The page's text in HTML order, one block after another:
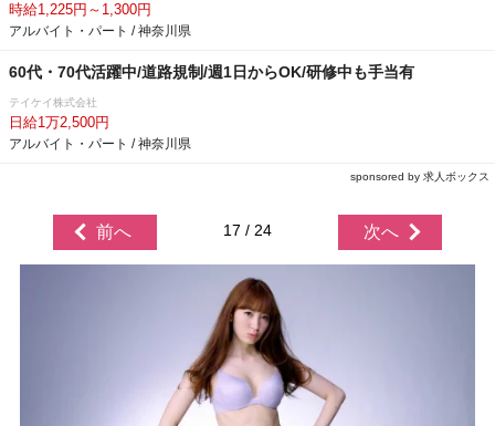
時給1,225円～1,300円
アルバイト・パート / 神奈川県
60代・70代活躍中/道路規制/週1日からOK/研修中も手当有
テイケイ株式会社
日給1万2,500円
アルバイト・パート / 神奈川県
sponsored by 求人ボックス
前へ 17 / 24 次へ